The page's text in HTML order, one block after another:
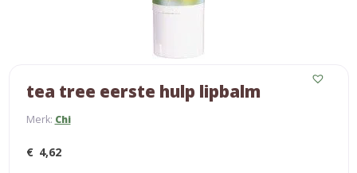
tea tree eerste hulp lipbalm
Merk: Chi
€ 4,62